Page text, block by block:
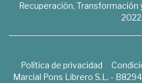
Recuperación, Transformación
2022.
Política de privacidad
Marcial Pons Librero S.L. -